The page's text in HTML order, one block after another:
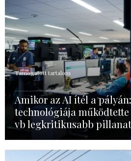
Támogatott tartalom
Amikor az AI ítél a
technológiája
vb legkritikusabb